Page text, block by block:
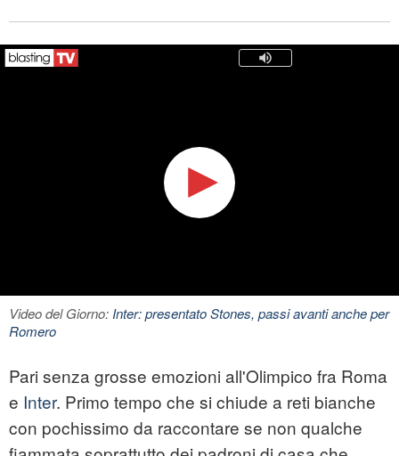
Video del Giorno:Inter: presentato Stones, passi avanti anche per
Romero
Pari senza grosse emozioni all'Olimpico fra Roma
e Inter. Primo tempo che si chiude a reti bianche
con pochissimo da raccontare se non qualche